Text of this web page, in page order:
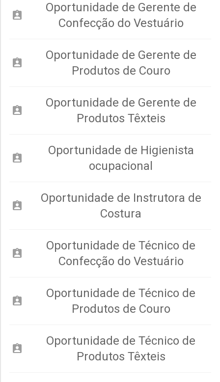
assignment_ind
Oportunidade de Gerente de
Confecção do Vestuário
assignment_ind
Oportunidade de Gerente de
Produtos de Couro
assignment_ind
Oportunidade de Gerente de
Produtos Têxteis
assignment_ind
Oportunidade de Higienista
ocupacional
assignment_ind
Oportunidade de Instrutora de
Costura
assignment_ind
Oportunidade de Técnico de
Confecção do Vestuário
assignment_ind
Oportunidade de Técnico de
Produtos de Couro
assignment_ind
Oportunidade de Técnico de
Produtos Têxteis